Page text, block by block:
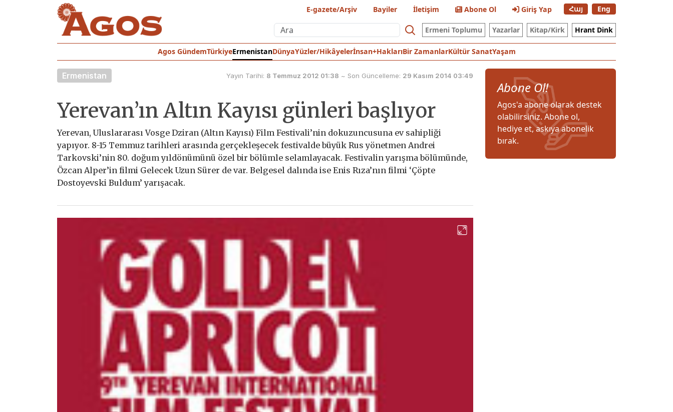
E-gazete/Arşiv Bayiler İletişim Abone Ol Giriş Yap Հայ Eng
Ermeni Toplumu Yazarlar Kitap/Kirk Hrant Dink
Agos GündemTürkiyeErmenistanDünyaYüzler/Hikâyelerİnsan+HaklarıBir ZamanlarKültür SanatYaşam
Ermenistan Yayın Tarihi: 8 Temmuz 2012 01:38 ~ Son Güncelleme: 29 Kasım 2014 03:49
Yerevan’ın Altın Kayısı günleri başlıyor
Yerevan, Uluslararası Vosge Dziran (Altın Kayısı) Film Festivali’nin dokuzuncusuna ev sahipliği
yapıyor. 8-15 Temmuz tarihleri arasında gerçekleşecek festivalde büyük Rus yönetmen Andrei
Tarkovski’nin 80. doğum yıldönümünü özel bir bölümle selamlayacak. Festivalin yarışma bölümünde,
Özcan Alper’in filmi Gelecek Uzun Sürer de var. Belgesel dalında ise Enis Rıza’nın filmi ‘Çöpte
Dostoyevski Buldum’ yarışacak.
Abone Ol!
Agos'a abone olarak destek
olabilirsiniz. Abone ol,
hediye et, askıya abonelik
bırak.